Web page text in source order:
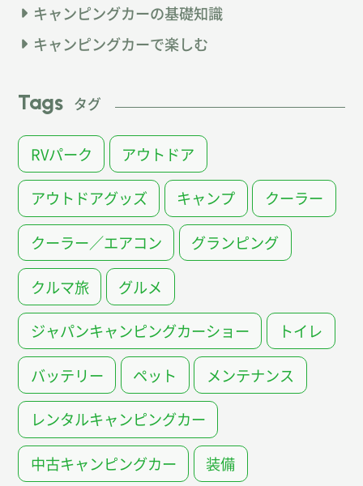
キャンピングカーの基礎知識
キャンピングカーで楽しむ
Tags タグ
RVパーク アウトドア
アウトドアグッズ キャンプ クーラー
クーラー／エアコン グランピング
クルマ旅 グルメ
ジャパンキャンピングカーショー トイレ
バッテリー ペット メンテナンス
レンタルキャンピングカー
中古キャンピングカー 装備